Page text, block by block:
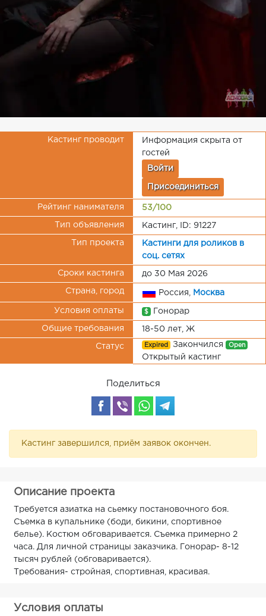
Кастинг проводит
Информация скрыта от
гостей
Войти
Присоединиться
Рейтинг нанимателя 53/100
Тип объявления Кастинг, ID: 91227
Тип проекта
Кастинги для роликов в
соц. сетях
Сроки кастинга до 30 Мая 2026
Страна, город Россия, Москва
Условия оплаты $ Гонорар
Общие требования 18-50 лет, Ж
Статус Expired Закончился Open
Открытый кастинг
Поделиться
Кастинг завершился, приём заявок окончен.
Описание проекта
Требуется азиатка на сьемку постановочного боя.
Съемка в купальнике (боди, бикини, спортивное
белье). Костюм обговаривается. Съемка примерно 2
часа. Для личной страницы заказчика. Гонорар- 8-12
тысяч рублей (обговаривается).
Требования- стройная, спортивная, красивая.
Условия оплаты